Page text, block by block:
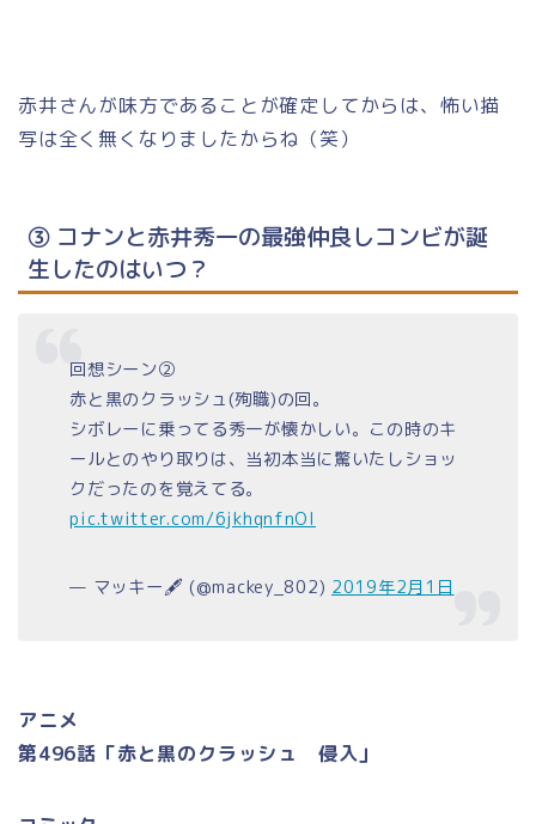
赤井さんが味方であることが確定してからは、怖い描
写は全く無くなりましたからね（笑）
③ コナンと赤井秀一の最強仲良しコンビが誕
生したのはいつ？
回想シーン②
赤と黒のクラッシュ(殉職)の回。
シボレーに乗ってる秀一が懐かしい。この時のキ
ールとのやり取りは、当初本当に驚いたしショッ
クだったのを覚えてる。
pic.twitter.com/6jkhqnfnOl
— マッキー🖋 (@mackey_802) 2019年2月1日
アニメ
第496話「赤と黒のクラッシュ 侵入」